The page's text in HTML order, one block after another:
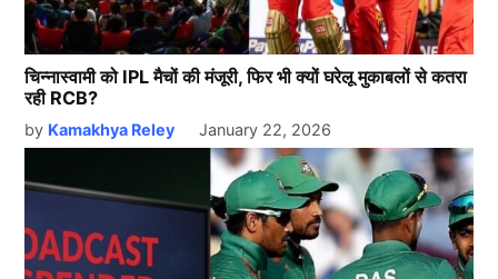
चिन्नास्वामी को IPL मैचों की मंजूरी, फिर भी क्यों घरेलू मुकाबलों से कतरा
रही RCB?
by Kamakhya Reley January 22, 2026